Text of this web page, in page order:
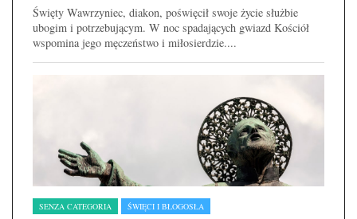
Święty Wawrzyniec, diakon, poświęcił swoje życie służbie
ubogim i potrzebującym. W noc spadających gwiazd Kościół
wspomina jego męczeństwo i miłosierdzie....
SENZA CATEGORIA ŚWIĘCI I BŁOGOSŁA